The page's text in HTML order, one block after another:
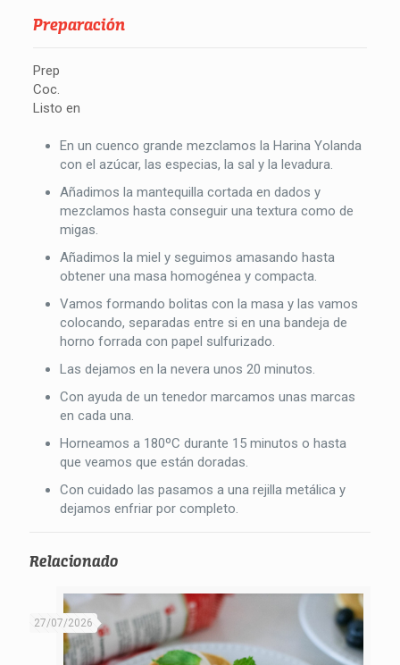
Preparación
Prep
Coc.
Listo en
En un cuenco grande mezclamos la Harina Yolanda
con el azúcar, las especias, la sal y la levadura.
Añadimos la mantequilla cortada en dados y
mezclamos hasta conseguir una textura como de
migas.
Añadimos la miel y seguimos amasando hasta
obtener una masa homogénea y compacta.
Vamos formando bolitas con la masa y las vamos
colocando, separadas entre si en una bandeja de
horno forrada con papel sulfurizado.
Las dejamos en la nevera unos 20 minutos.
Con ayuda de un tenedor marcamos unas marcas
en cada una.
Horneamos a 180ºC durante 15 minutos o hasta
que veamos que están doradas.
Con cuidado las pasamos a una rejilla metálica y
dejamos enfriar por completo.
Relacionado
27/07/2026